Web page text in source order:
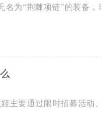
名为“荆棘项链”的装备，
主要通过限时招募活动、